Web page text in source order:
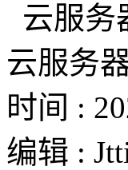
云服务
云服务
时间 :
编辑 :